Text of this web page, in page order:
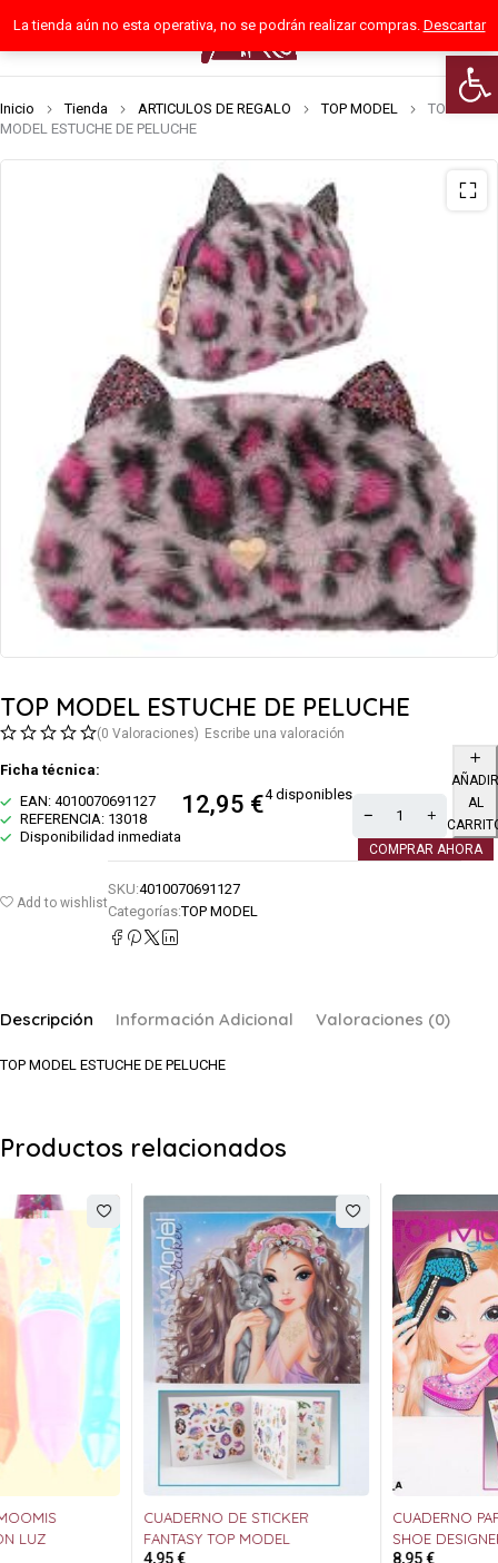
La tienda aún no esta operativa, no se podrán realizar compras. Descartar
0
Inicio Tienda ARTICULOS DE REGALO TOP MODEL
TOP
MODEL ESTUCHE DE PELUCHE
TOP MODEL ESTUCHE DE PELUCHE
(0 Valoraciones) Escribe una valoración
Ficha técnica:
EAN: 4010070691127
REFERENCIA: 13018
Disponibilidad inmediata
12,95 €4 disponibles
AÑADIR
AL
COMPRAR AHORA
Add to wishlist
SKU:4010070691127
Categorías:TOP MODEL
Descripción Información Adicional Valoraciones (0)
TOP MODEL ESTUCHE DE PELUCHE
Productos relacionados
CUADERNO DE STICKER
FANTASY TOP MODEL
CUADERNO PARA COLOREAR /
SHOE DESIGNER TOP MODEL